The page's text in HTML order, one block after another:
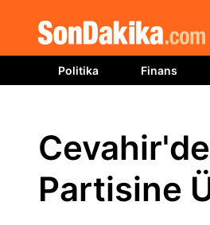
Politika Finans
Partisine